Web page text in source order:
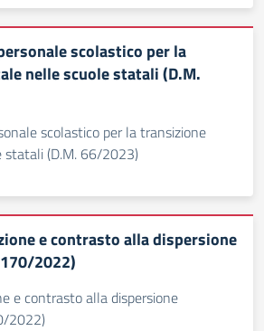
scolastico per la
nelle scuole statali (D.M.
scolastico per la transizione
statali (D.M. 66/2023)
e contrasto alla dispersione
2022)
e contrasto alla dispersione
2022)